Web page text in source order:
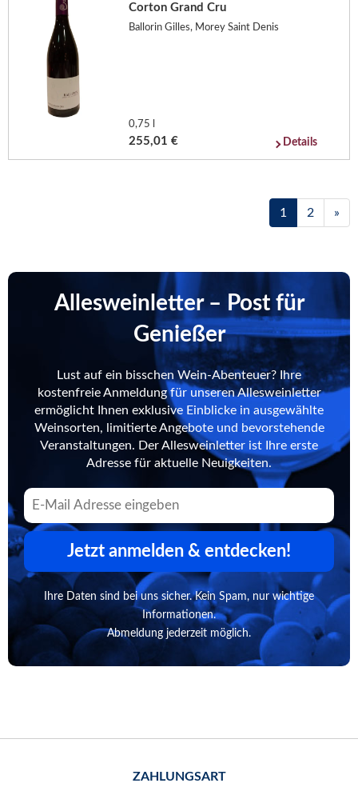
Corton Grand Cru
Ballorin Gilles, Morey Saint Denis
0,75 l
255,01 € Details
1 2 »
Allesweinletter – Post für
Genießer
Lust auf ein bisschen Wein-Abenteuer? Ihre
kostenfreie Anmeldung für unseren Allesweinletter
ermöglicht Ihnen exklusive Einblicke in ausgewählte
Weinsorten, limitierte Angebote und bevorstehende
Veranstaltungen. Der Allesweinletter ist Ihre erste
Adresse für aktuelle Neuigkeiten.
Jetzt anmelden & entdecken!
Ihre Daten sind bei uns sicher. Kein Spam, nur wichtige
Informationen.
Abmeldung jederzeit möglich.
ZAHLUNGSART